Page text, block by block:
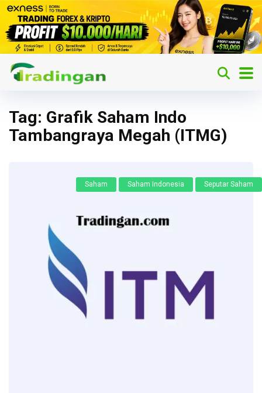
Tag: Grafik Saham Indo
Tambangraya Megah (ITMG)
Saham Saham Indonesia Seputar Saham